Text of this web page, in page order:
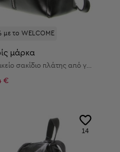
με το WELCOME
μάρκα
Γυναικείο σακίδιο πλάτης από γνήσιο δέρμα
€
14